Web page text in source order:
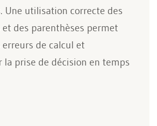
Une utilisation correcte des
des parenthèses permet
de calcul et
la prise de décision en temps